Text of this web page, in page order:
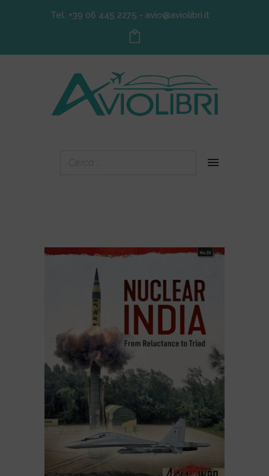
Tel. +39 06 445 2275 - avio@aviolibri.it